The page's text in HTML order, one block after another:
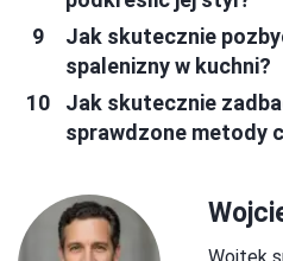
Jak skutecznie
spalenizny w kuchni?
Jak skutecznie
sprawdzone metody